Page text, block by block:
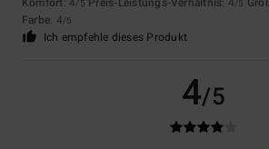
/5 /5
Farbe: 4/5
Ich empfehle dieses Produkt
4/5